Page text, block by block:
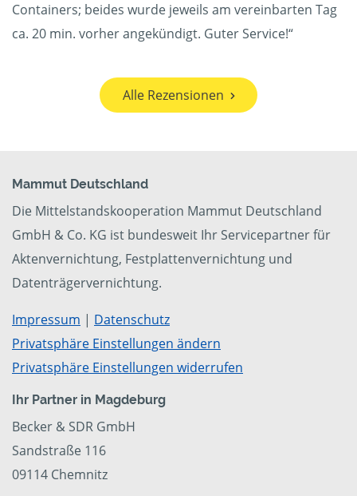
Containers; beides wurde jeweils am vereinbarten Tag
ca. 20 min. vorher angekündigt. Guter Service!“
Alle Rezensionen
Mammut Deutschland
Die Mittelstandskooperation Mammut Deutschland
GmbH & Co. KG ist bundesweit Ihr Servicepartner für
Aktenvernichtung, Festplattenvernichtung und
Datenträgervernichtung.
Impressum | Datenschutz
Privatsphäre Einstellungen ändern
Privatsphäre Einstellungen widerrufen
Ihr Partner in Magdeburg
Becker & SDR GmbH
Sandstraße 116
09114 Chemnitz